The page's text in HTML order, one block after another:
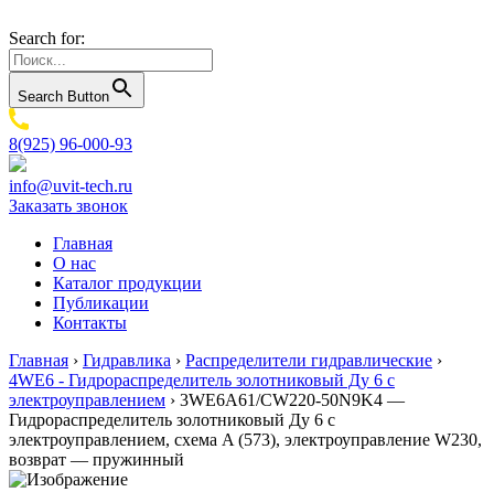
Search for:
Search Button
8(925) 96-000-93
info@uvit-tech.ru
Заказать звонок
Главная
О нас
Каталог продукции
Публикации
Контакты
Главная › Гидравлика › Распределители гидравлические ›
4WE6 - Гидрораспределитель золотниковый Ду 6 с
электроуправлением › 3WE6A61/CW220-50N9K4 —
Гидрораспределитель золотниковый Ду 6 с
электроуправлением, схема A (573), электроуправление W230,
возврат — пружинный